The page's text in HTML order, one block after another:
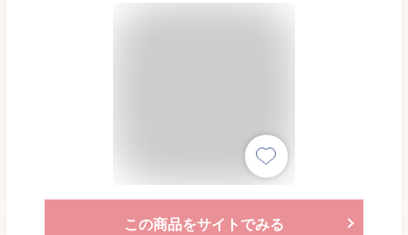
この商品をサイトでみる